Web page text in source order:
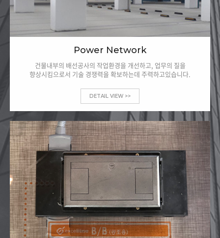
Power Network
건물내부의 배선공사의 작업환경을 개선하고, 업무의 질을
향상시킴으로서 기술 경쟁력을 확보하는데 주력하고있습니다.
DETAIL VIEW >>